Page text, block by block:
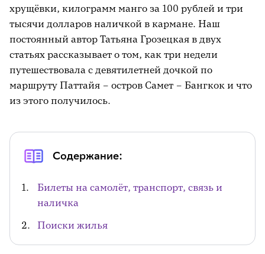
хрущёвки, килограмм манго за 100 рублей и три
тысячи долларов наличкой в кармане. Наш
постоянный автор Татьяна Грозецкая в двух
статьях рассказывает о том, как три недели
путешествовала с девятилетней дочкой по
маршруту Паттайя – остров Самет – Бангкок и что
из этого получилось.
Содержание:
Билеты на самолёт, транспорт, связь и
наличка
Поиски жилья